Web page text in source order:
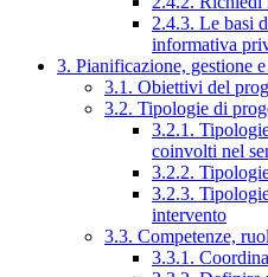
2.4.3. Le basi
informativa
3. Pianificazione, gestione e
3.1. Obiettivi del
3.2. Tipologie di
3.2.1.
coinvolti nel
3.2.2.
3.2.3.
intervento
3.3. Competenze,
3.3.1.